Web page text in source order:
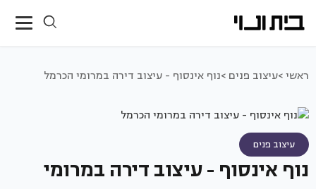
ראשי >עיצוב פנים >נוף אינסוף - עיצוב דירה במרומי הכרמל
עיצוב פנים
נוף אינסוף - עיצוב דירה במרומי